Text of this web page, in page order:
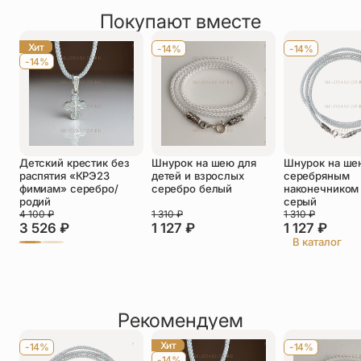
Оставить отзыв
Телефон*
Отзыв*
Прикрепить фото
Покупают вместе
Хит
-14%
Детский крестик без
распятия «КРЭ23
фимиам» серебро/
родий
3 526 ₽
4 100₽
-14%
Шнурок на шею для
детей и взрослых
серебро белый
1 127 ₽
1 310₽
-14%
Шнурок на
серебряным
серый
1 127 ₽
1 310₽
В каталог
Рекомендуем
-14%
Хит
-14%